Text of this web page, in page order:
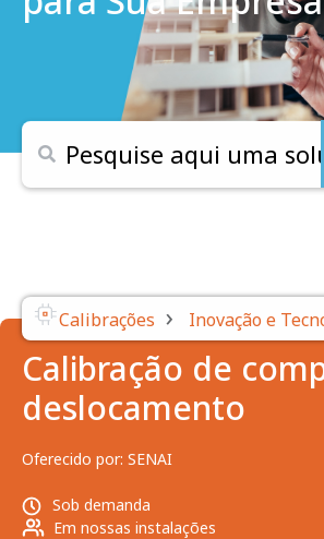
Calibrações › Inovação e
Calibração de
deslocamento
Oferecido por: SENAI
Sob demanda
Em nossas instalações